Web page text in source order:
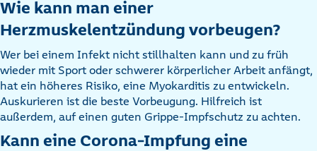
Wie kann man einer
Herzmuskelentzündung vorbeugen?
Wer bei einem Infekt nicht stillhalten kann und zu früh
wieder mit Sport oder schwerer körperlicher Arbeit anfängt,
hat ein höheres Risiko, eine Myokarditis zu entwickeln.
Auskurieren ist die beste Vorbeugung. Hilfreich ist
außerdem, auf einen guten Grippe-Impfschutz zu achten.
Kann eine Corona-Impfung eine